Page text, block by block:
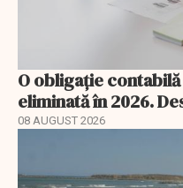
O obligație
eliminată în 2026.
08 AUGUST 2026